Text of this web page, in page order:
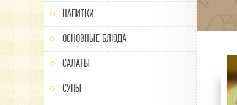
НАПИТКИ
ОСНОВНЫЕ БЛЮДА
САЛАТЫ
СУПЫ